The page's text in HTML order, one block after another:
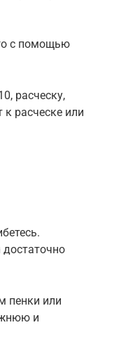
с помощью
расческу,
расческе или
пенки или
и